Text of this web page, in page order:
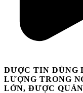
ĐƯỢC TIN DÙNG
LƯỢNG TRONG
LỚN, ĐƯỢC